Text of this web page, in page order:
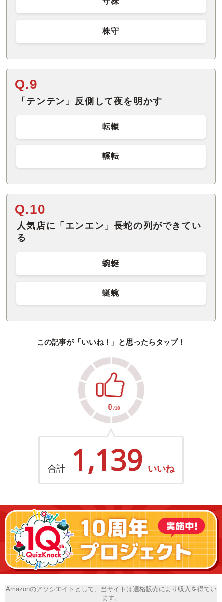
株守
Q.9
「テンテン」反側して夜を明かす
転輾
輾転
Q.10
人気店に「エンエン」長蛇の列ができてい
る
蜿蜒
蜒蜿
この記事が「いいね！」と思ったらタップ！
合計 1,139 いいね
Amazonのアソシエイトとして、当サイトは適格販売により収入を得てい
ます。